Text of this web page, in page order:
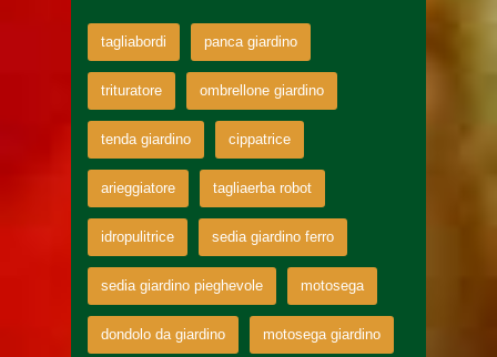
tagliabordi panca giardino
trituratore ombrellone giardino
tenda giardino cippatrice
arieggiatore tagliaerba robot
idropulitrice sedia giardino ferro
sedia giardino pieghevole motosega
dondolo da giardino motosega giardino